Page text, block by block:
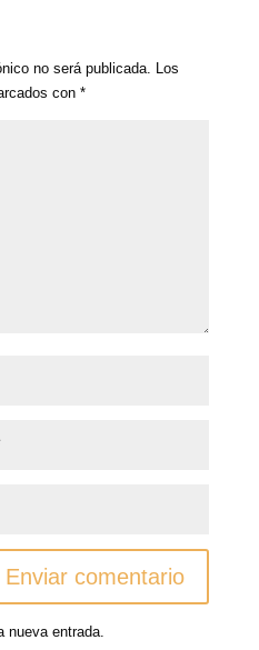
no será publicada. Los
con *
nueva entrada.